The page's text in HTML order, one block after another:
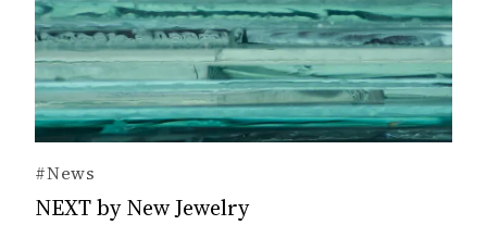
#News
NEXT by New Jewelry